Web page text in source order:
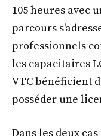
105 heures avec
parcours
professionnels
les capacitaires
VTC bénéficient
posséder une